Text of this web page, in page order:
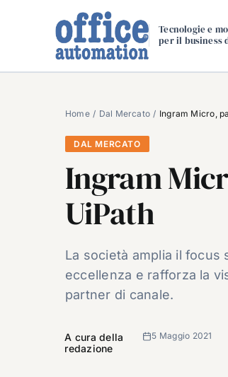
Tecnologie e
per il business
Home Dal Mercato Ingram Micro,
DAL MERCATO
Ingram
UiPath
La società amplia il
eccellenza e rafforza la
partner di canale.
A cura della
redazione
5 Maggio 2021